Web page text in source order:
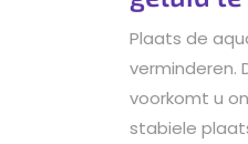
Plaats de
verminderen.
voorkomt u
stabiele